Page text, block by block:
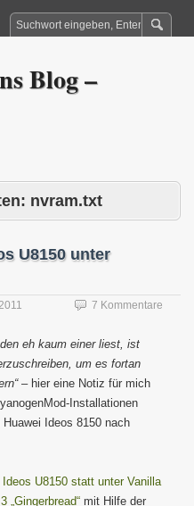
Blog –
nvram.txt
U8150 unter
7 Kommentare
eh kaum einer liest, ist
um es fortan
– hier eine Notiz für mich
Installationen
Ideos 8150 nach
Ideos U8150 statt unter Vanilla
„Gingerbread“ mit Hilfe der